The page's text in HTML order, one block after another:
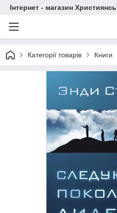
Інтернет - магазин
Категорії товарів Книги